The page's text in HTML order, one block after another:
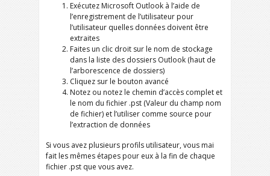
Exécutez Microsoft Outlook à l’aide de
l’enregistrement de l’utilisateur pour
l’utilisateur quelles données doivent être
extraites
Faites un clic droit sur le nom de stockage
dans la liste des dossiers Outlook (haut de
l’arborescence de dossiers)
Cliquez sur le bouton avancé
Notez ou notez le chemin d’accès complet et
le nom du fichier .pst (Valeur du champ nom
de fichier) et l’utiliser comme source pour
l’extraction de données
Si vous avez plusieurs profils utilisateur, vous mai
fait les mêmes étapes pour eux à la fin de chaque
fichier .pst que vous avez.